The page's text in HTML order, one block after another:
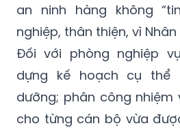
an ninh hàng không
nghiệp, thân thiện, vì
Đối với phòng nghiệp
dựng kế hoạch cụ
dưỡng; phân công nhiệm
cho từng cán bộ vừa